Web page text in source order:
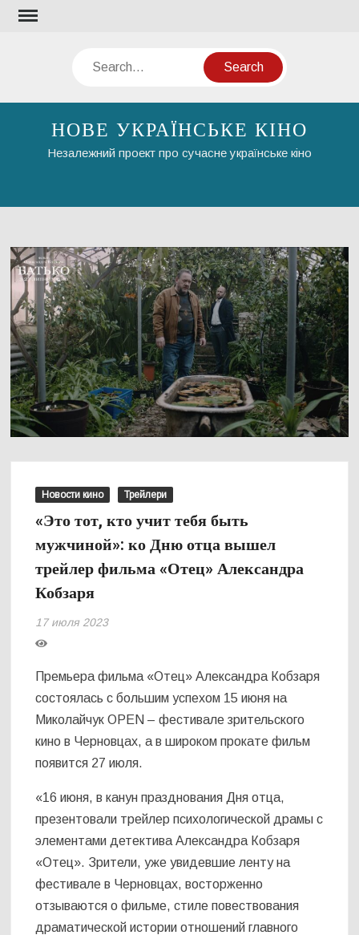
Skip
Search
НОВЕ УКРАЇНСЬКЕ КІНО
Незалежний проект про сучасне українське кіно
Новости кино Трейлери
«Это тот, кто учит тебя быть
мужчиной»: ко Дню отца вышел
трейлер фильма «Отец» Александра
Кобзаря
17 июля 2023
Премьера фильма «Отец» Александра Кобзаря
состоялась с большим успехом 15 июня на
Миколайчук OPEN – фестивале зрительского
кино в Черновцах, а в широком прокате фильм
появится 27 июля.
«16 июня, в канун празднования Дня отца,
презентовали трейлер психологической драмы с
элементами детектива Александра Кобзаря
«Отец». Зрители, уже увидевшие ленту на
фестивале в Черновцах, восторженно
отзываются о фильме, стиле повествования
драматической истории отношений главного